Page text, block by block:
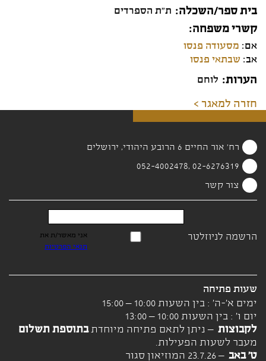
בית ספר/השכלה ת"ת הספרדים
קשרי משפחה
אם: מסעודה פנסו
אב: שבתאי פנסו
הערות לוחם
חזרה למאגר >
רח' אור החיים 6 הרובע היהודי, ירושלים
02-6276319 ,052-4002478
צור קשר
הרשמה לניוזלטר
אני מאשר/ת את
תנאי הפרטיות
שעות פתיחה
ימים א'-ה' : בין השעות 10:00 – 15:00
יום ו' : בין השעות 10:00 – 13:00
לקבוצות – ניתן לתאם פתיחה מיוחדתבתוספת תשלום
מעבר לשעות הפעילות.
ט' באב– 23.7.26 המוזיאון סגור